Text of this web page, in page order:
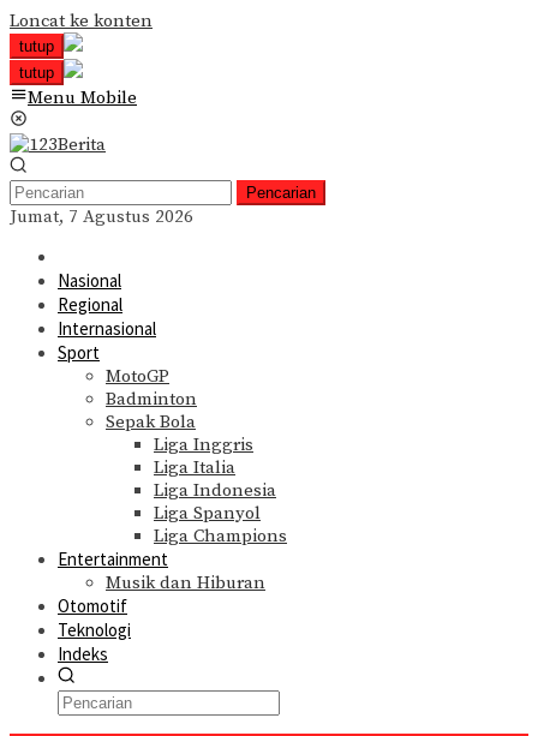
Loncat ke konten
tutup
tutup
Menu Mobile
Pencarian
Jumat, 7 Agustus 2026
Nasional
Regional
Internasional
Sport
MotoGP
Badminton
Sepak Bola
Liga Inggris
Liga Italia
Liga Indonesia
Liga Spanyol
Liga Champions
Entertainment
Musik dan Hiburan
Otomotif
Teknologi
Indeks